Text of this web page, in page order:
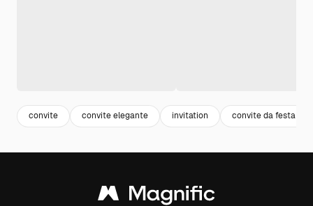
convite convite elegante invitation convite da festa